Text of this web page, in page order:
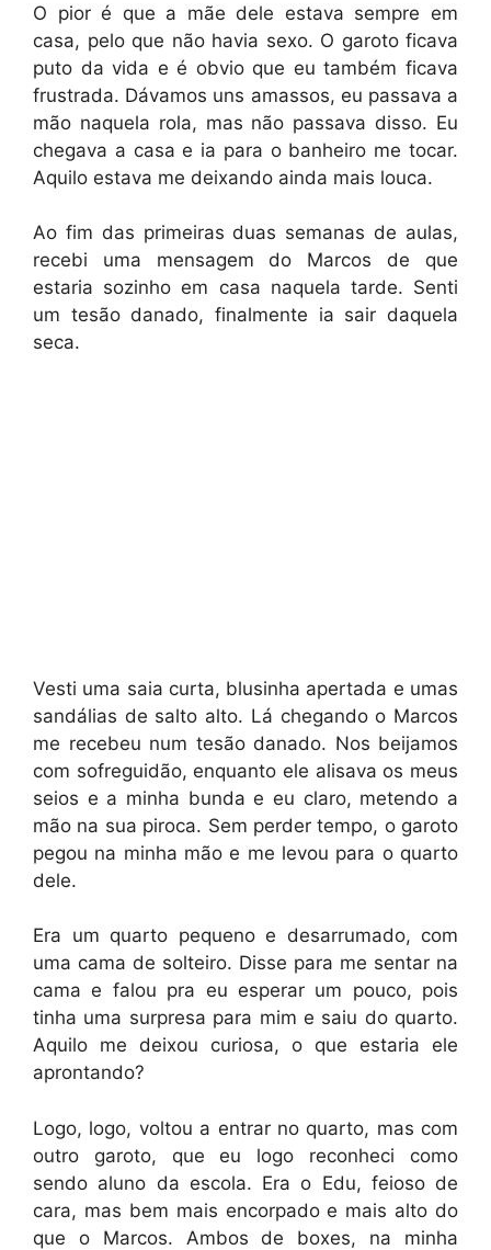
O pior é que a mãe dele estava sempre em
casa, pelo que não havia sexo. O garoto ficava
puto da vida e é obvio que eu também ficava
frustrada. Dávamos uns amassos, eu passava a
mão naquela rola, mas não passava disso. Eu
chegava a casa e ia para o banheiro me tocar.
Aquilo estava me deixando ainda mais louca.
Ao fim das primeiras duas semanas de aulas,
recebi uma mensagem do Marcos de que
estaria sozinho em casa naquela tarde. Senti
um tesão danado, finalmente ia sair daquela
seca.
Vesti uma saia curta, blusinha apertada e umas
sandálias de salto alto. Lá chegando o Marcos
me recebeu num tesão danado. Nos beijamos
com sofreguidão, enquanto ele alisava os meus
seios e a minha bunda e eu claro, metendo a
mão na sua piroca. Sem perder tempo, o garoto
pegou na minha mão e me levou para o quarto
dele.
Era um quarto pequeno e desarrumado, com
uma cama de solteiro. Disse para me sentar na
cama e falou pra eu esperar um pouco, pois
tinha uma surpresa para mim e saiu do quarto.
Aquilo me deixou curiosa, o que estaria ele
aprontando?
Logo, logo, voltou a entrar no quarto, mas com
outro garoto, que eu logo reconheci como
sendo aluno da escola. Era o Edu, feioso de
cara, mas bem mais encorpado e mais alto do
que o Marcos. Ambos de boxes, na minha